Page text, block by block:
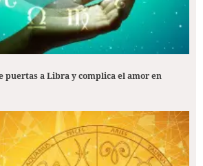
puertas a Libra y complica el amor en